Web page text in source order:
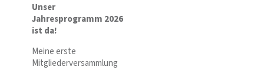
Unser
Jahresprogramm 2026
ist da!
Meine erste
Mitgliederversammlung